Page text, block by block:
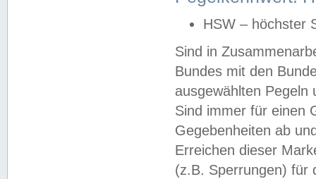
HSW – höchster
Sind in
Bundes mit den
ausgewählten
Sind immer für einen
Gegebenheiten ab
Erreichen dieser
(z.B. Sperrungen) für